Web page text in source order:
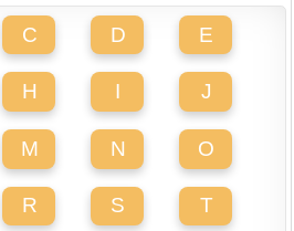
C D E
H I J
M N O
R S T